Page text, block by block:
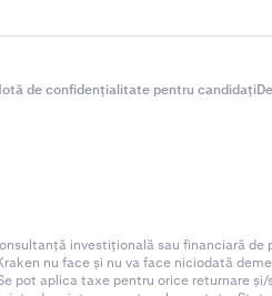
de confidențialitate pentru candidați
investițională sau financiară
nu face și nu va face niciodată
pot aplica taxe pentru orice